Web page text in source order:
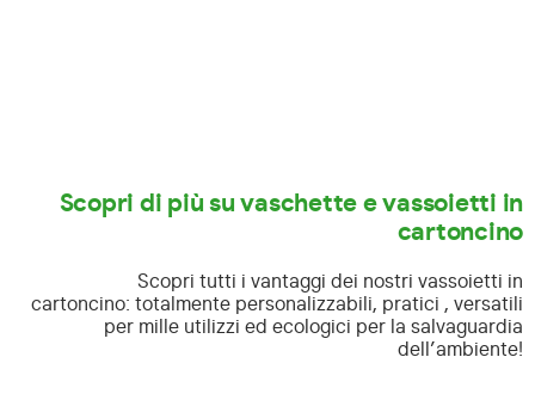
Scopri di più su vaschette e vassoietti in
cartoncino
Scopri tutti i vantaggi dei nostri vassoietti in
cartoncino: totalmente personalizzabili, pratici , versatili
per mille utilizzi ed ecologici per la salvaguardia
dell’ambiente!